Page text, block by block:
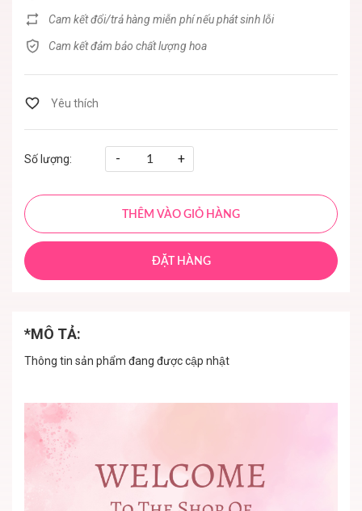
Cam kết đổi/trả hàng miễn phí nếu phát sinh lỗi
Cam kết đảm bảo chất lượng hoa
Số lượng: - +
THÊM VÀO GIỎ HÀNG
ĐẶT HÀNG
*MÔ TẢ:
Thông tin sản phẩm đang được cập nhật